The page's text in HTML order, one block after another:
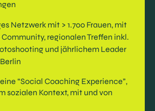
Netzwerk mit > 1.700 Frauen, mit
regionalen Treffen inkl.
und jährlichem Leader
“Social Coaching Experience”,
sozialen Kontext, mit und von